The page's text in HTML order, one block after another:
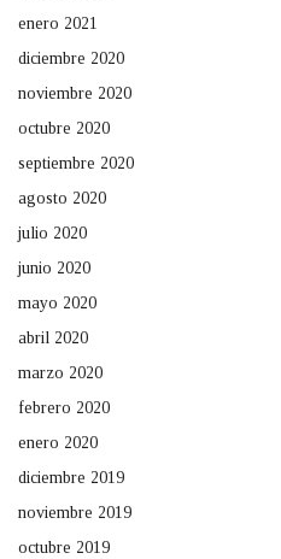
enero 2021
diciembre 2020
noviembre 2020
octubre 2020
septiembre 2020
agosto 2020
julio 2020
junio 2020
mayo 2020
abril 2020
marzo 2020
febrero 2020
enero 2020
diciembre 2019
noviembre 2019
octubre 2019